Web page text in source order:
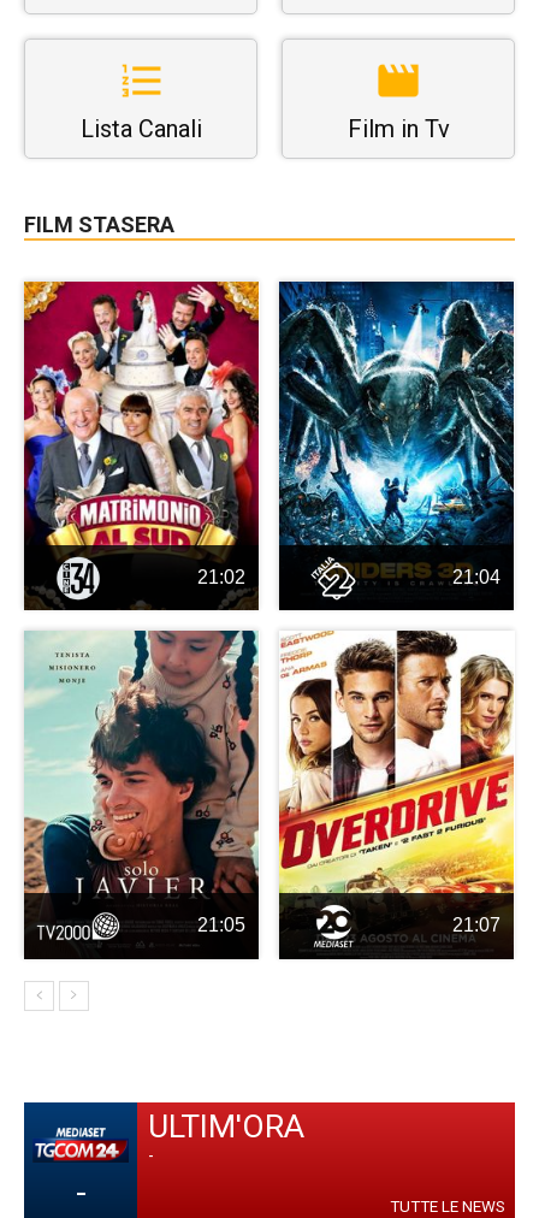
Lista Canali Film in Tv
FILM STASERA
21:02 21:04
21:05 21:07
-
ULTIM'ORA
-
TUTTE LE NEWS